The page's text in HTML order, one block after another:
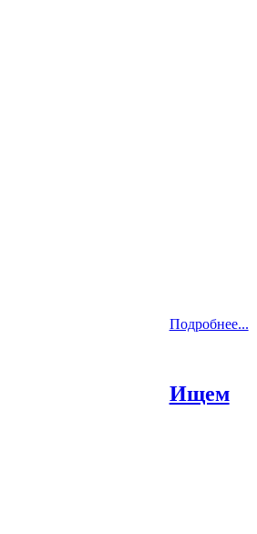
Подробнее...
Ищем